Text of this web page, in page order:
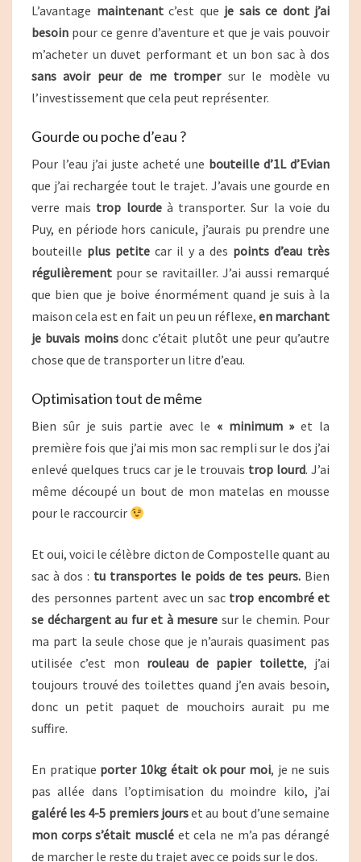
L’avantage maintenantc’est que je sais ce dont j’ai
besoin pour ce genre d’aventure et que je vais pouvoir
m’acheter un duvet performant et un bon sac à dos
sans avoir peur de me tromper sur le modèle vu
l’investissement que cela peut représenter.
Gourde ou poche d’eau ?
Pour l’eau j’ai juste acheté une bouteille d’1L d’Evian
que j’ai rechargée tout le trajet. J’avais une gourde en
verre mais trop lourdeà transporter. Sur la voie du
Puy, en période hors canicule, j’aurais pu prendre une
bouteille plus petitecar il y a des points d’eau très
régulièrement pour se ravitailler. J’ai aussi remarqué
que bien que je boive énormément quand je suis à la
maison cela est en fait un peu un réflexe, en marchant
je buvais moinsdonc c’était plutôt une peur qu’autre
chose que de transporter un litre d’eau.
Optimisation tout de même
Bien sûr je suis partie avec le « minimum »et la
première fois que j’ai mis mon sac rempli sur le dos j’ai
enlevé quelques trucs car je le trouvais trop lourd. J’ai
même découpé un bout de mon matelas en mousse
pour le raccourcir
Et oui, voici le célèbre dicton de Compostelle quant au
sac à dos : tu transportes le poids de tes peurs. Bien
des personnes partent avec un sac trop encombré et
se déchargent au fur et à mesure sur le chemin. Pour
ma part la seule chose que je n’aurais quasiment pas
utilisée c’est mon rouleau de papier toilette, j’ai
toujours trouvé des toilettes quand j’en avais besoin,
donc un petit paquet de mouchoirs aurait pu me
suffire.
En pratique porter 10kg était ok pour moi, je ne suis
pas allée dans l’optimisation du moindre kilo, j’ai
galéré les 4-5 premiers jourset au bout d’une semaine
mon corps s’était musclé et cela ne m’a pas dérangé
de marcher le reste du trajet avec ce poids sur le dos.